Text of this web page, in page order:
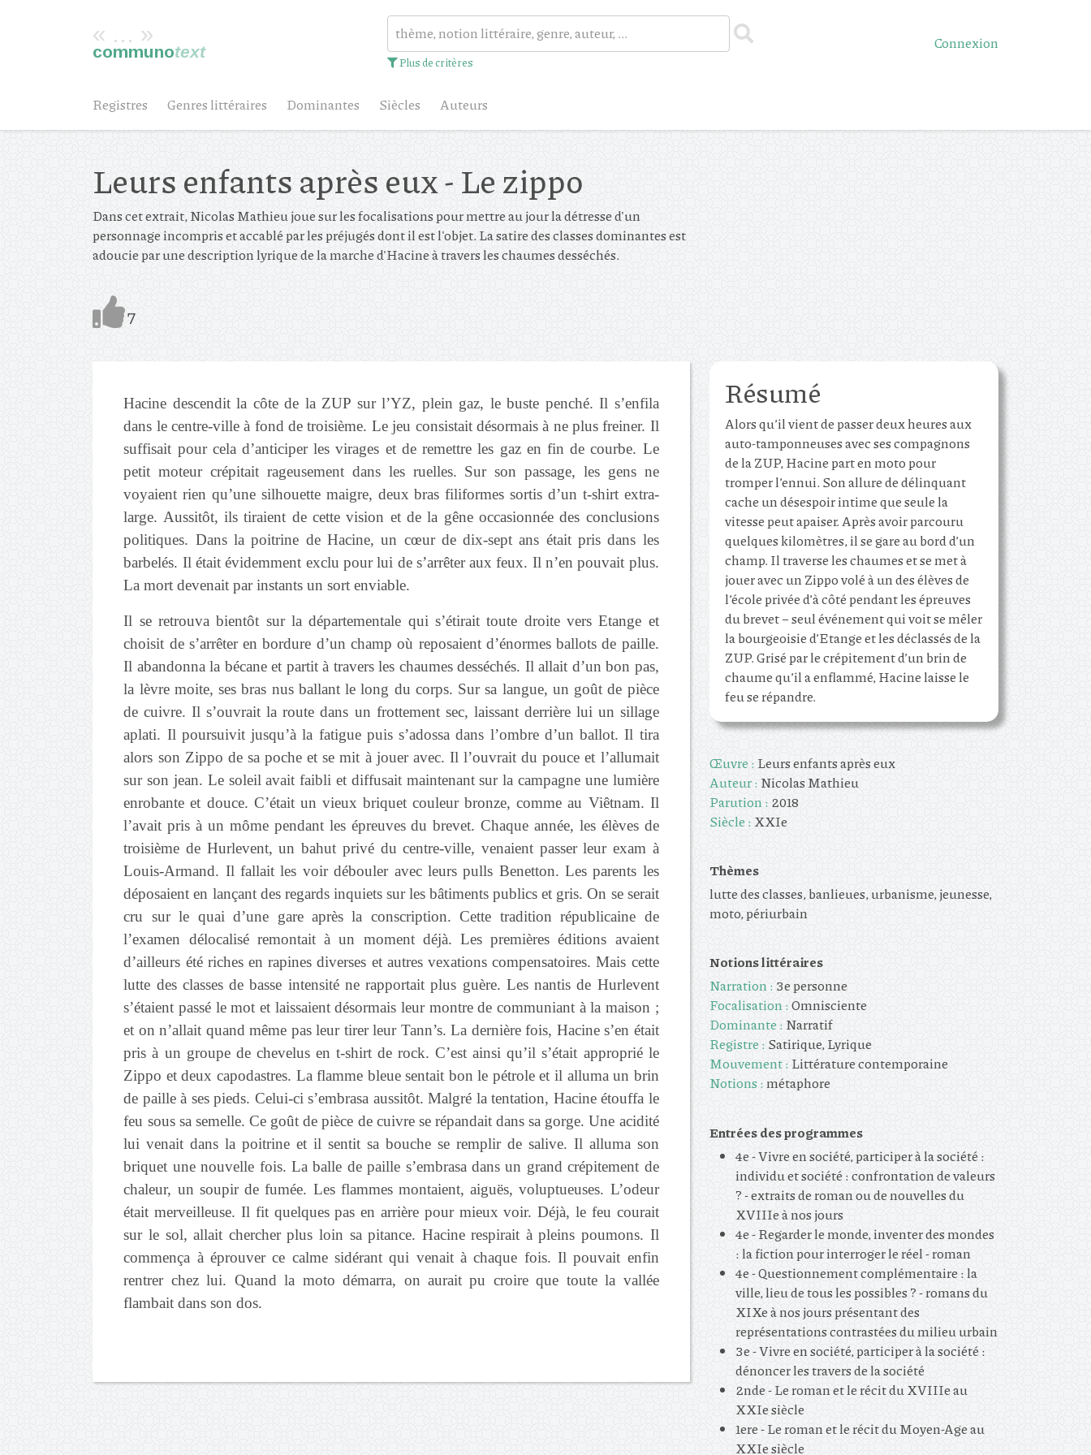
« ... »
communotext
Plus de critères
Connexion
Registres Genres littéraires Dominantes Siècles Auteurs
Leurs enfants après eux - Le zippo
Dans cet extrait, Nicolas Mathieu joue sur les focalisations pour mettre au jour la détresse d'un
personnage incompris et accablé par les préjugés dont il est l'objet. La satire des classes dominantes est
adoucie par une description lyrique de la marche d'Hacine à travers les chaumes desséchés.
7
Hacine descendit la côte de la ZUP sur l’YZ, plein gaz, le buste penché. Il s’enfila
dans le centre-ville à fond de troisième. Le jeu consistait désormais à ne plus freiner. Il
suffisait pour cela d’anticiper les virages et de remettre les gaz en fin de courbe. Le
petit moteur crépitait rageusement dans les ruelles. Sur son passage, les gens ne
voyaient rien qu’une silhouette maigre, deux bras filiformes sortis d’un t-shirt extra-
large. Aussitôt, ils tiraient de cette vision et de la gêne occasionnée des conclusions
politiques. Dans la poitrine de Hacine, un cœur de dix-sept ans était pris dans les
barbelés. Il était évidemment exclu pour lui de s’arrêter aux feux. Il n’en pouvait plus.
La mort devenait par instants un sort enviable.
Il se retrouva bientôt sur la départementale qui s’étirait toute droite vers Etange et
choisit de s’arrêter en bordure d’un champ où reposaient d’énormes ballots de paille.
Il abandonna la bécane et partit à travers les chaumes desséchés. Il allait d’un bon pas,
la lèvre moite, ses bras nus ballant le long du corps. Sur sa langue, un goût de pièce
de cuivre. Il s’ouvrait la route dans un frottement sec, laissant derrière lui un sillage
aplati. Il poursuivit jusqu’à la fatigue puis s’adossa dans l’ombre d’un ballot. Il tira
alors son Zippo de sa poche et se mit à jouer avec. Il l’ouvrait du pouce et l’allumait
sur son jean. Le soleil avait faibli et diffusait maintenant sur la campagne une lumière
enrobante et douce. C’était un vieux briquet couleur bronze, comme au Viêtnam. Il
l’avait pris à un môme pendant les épreuves du brevet. Chaque année, les élèves de
troisième de Hurlevent, un bahut privé du centre-ville, venaient passer leur exam à
Louis-Armand. Il fallait les voir débouler avec leurs pulls Benetton. Les parents les
déposaient en lançant des regards inquiets sur les bâtiments publics et gris. On se serait
cru sur le quai d’une gare après la conscription. Cette tradition républicaine de
l’examen délocalisé remontait à un moment déjà. Les premières éditions avaient
d’ailleurs été riches en rapines diverses et autres vexations compensatoires. Mais cette
lutte des classes de basse intensité ne rapportait plus guère. Les nantis de Hurlevent
s’étaient passé le mot et laissaient désormais leur montre de communiant à la maison ;
et on n’allait quand même pas leur tirer leur Tann’s. La dernière fois, Hacine s’en était
pris à un groupe de chevelus en t-shirt de rock. C’est ainsi qu’il s’était approprié le
Zippo et deux capodastres. La flamme bleue sentait bon le pétrole et il alluma un brin
de paille à ses pieds. Celui-ci s’embrasa aussitôt. Malgré la tentation, Hacine étouffa le
feu sous sa semelle. Ce goût de pièce de cuivre se répandait dans sa gorge. Une acidité
lui venait dans la poitrine et il sentit sa bouche se remplir de salive. Il alluma son
briquet une nouvelle fois. La balle de paille s’embrasa dans un grand crépitement de
chaleur, un soupir de fumée. Les flammes montaient, aiguës, voluptueuses. L’odeur
était merveilleuse. Il fit quelques pas en arrière pour mieux voir. Déjà, le feu courait
sur le sol, allait chercher plus loin sa pitance. Hacine respirait à pleins poumons. Il
commença à éprouver ce calme sidérant qui venait à chaque fois. Il pouvait enfin
rentrer chez lui. Quand la moto démarra, on aurait pu croire que toute la vallée
flambait dans son dos.
Résumé
Alors qu’il vient de passer deux heures aux
auto-tamponneuses avec ses compagnons
de la ZUP, Hacine part en moto pour
tromper l’ennui. Son allure de délinquant
cache un désespoir intime que seule la
vitesse peut apaiser. Après avoir parcouru
quelques kilomètres, il se gare au bord d’un
champ. Il traverse les chaumes et se met à
jouer avec un Zippo volé à un des élèves de
l’école privée d’à côté pendant les épreuves
du brevet – seul événement qui voit se mêler
la bourgeoisie d’Etange et les déclassés de la
ZUP. Grisé par le crépitement d’un brin de
chaume qu’il a enflammé, Hacine laisse le
feu se répandre.
Œuvre : Leurs enfants après eux
Auteur : Nicolas Mathieu
Parution : 2018
Siècle : XXIe
Thèmes
lutte des classes, banlieues, urbanisme, jeunesse,
moto, périurbain
Notions littéraires
Narration : 3e personne
Focalisation :Omnisciente
Dominante : Narratif
Registre : Satirique, Lyrique
Mouvement : Littérature contemporaine
Notions :métaphore
Entrées des programmes
4e - Vivre en société, participer à la société :
individu et société : confrontation de valeurs
? - extraits de roman ou de nouvelles du
XVIIIe à nos jours
4e - Regarder le monde, inventer des mondes
: la fiction pour interroger le réel - roman
4e - Questionnement complémentaire : la
ville, lieu de tous les possibles ? - romans du
XIXe à nos jours présentant des
représentations contrastées du milieu urbain
3e - Vivre en société, participer à la société :
dénoncer les travers de la société
2nde - Le roman et le récit du XVIIIe au
XXIe siècle
1ere - Le roman et le récit du Moyen-Age au
XXIe siècle